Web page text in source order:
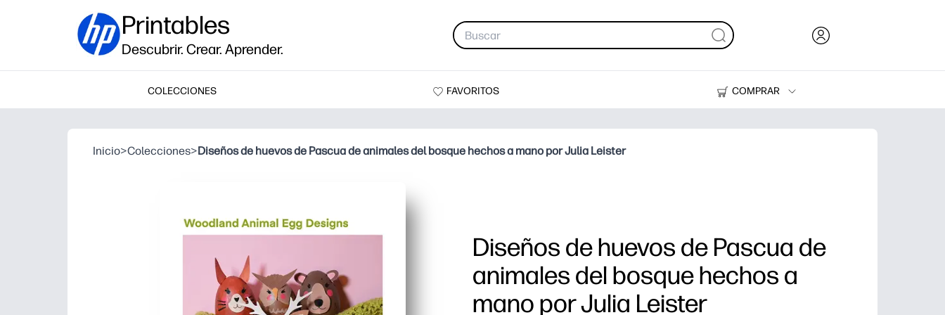
Printables
Descubrir. Crear. Aprender.
COLECCIONES FAVORITOS
COMPRAR
Impresoras
Inicio>Colecciones>Diseños de huevos de Pascua de animales del bosque hechos a mano por Julia Leister
Diseños de huevos de Pascua de
animales del bosque hechos a
mano por Julia Leister